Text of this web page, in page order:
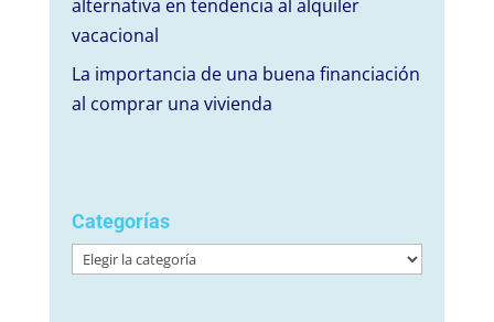
alternativa en tendencia al alquiler
vacacional
La importancia de una buena financiación
al comprar una vivienda
Categorías
Categorías